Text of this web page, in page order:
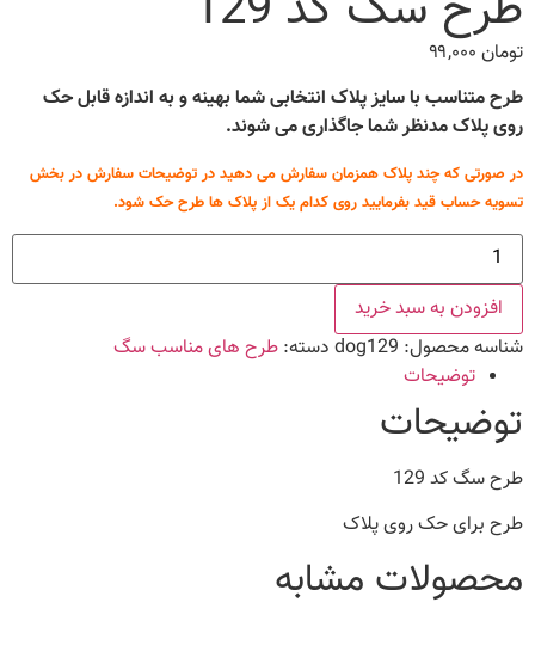
تومان
طرح متناسب با سایز پلاک انتخابی شما بهینه و به اندازه قابل حک
روی پلاک مدنظر شما جاگذاری می شوند.
در صورتی که چند پلاک همزمان سفارش می دهید در توضیحات سفارش در بخش
تسویه حساب قید بفرمایید روی کدام یک از پلاک ها طرح حک شود.
طرح
سگ
کد
129
عددافزودن به سبد خرید
شناسه محصول: dog129 دسته: طرح های مناسب سگ
توضیحات
توضیحات
طرح سگ کد 129
طرح برای حک روی پلاک
محصولات مشابه